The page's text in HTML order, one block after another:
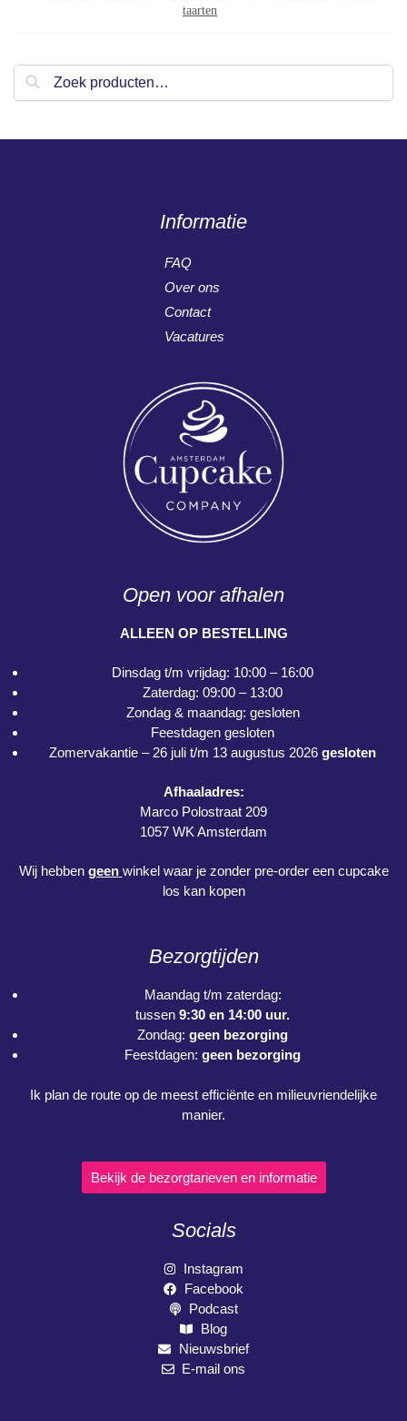
taarten
Informatie
FAQ
Over ons
Contact
Vacatures
Open voor afhalen
ALLEEN OP BESTELLING
Dinsdag t/m vrijdag: 10:00 – 16:00
Zaterdag: 09:00 – 13:00
Zondag & maandag: gesloten
Feestdagen gesloten
Zomervakantie – 26 juli t/m 13 augustus 2026 gesloten
Afhaaladres:
Marco Polostraat 209
1057 WK Amsterdam
Wij hebben geen winkel waar je zonder pre-order een cupcake
los kan kopen
Bezorgtijden
Maandag t/m zaterdag:
tussen 9:30 en 14:00 uur.
Zondag: geen bezorging
Feestdagen: geen bezorging
Ik plan de route op de meest efficiënte en milieuvriendelijke
manier.
Bekijk de bezorgtarieven en informatie
Socials
Instagram
Facebook
Podcast
Blog
Nieuwsbrief
E-mail ons